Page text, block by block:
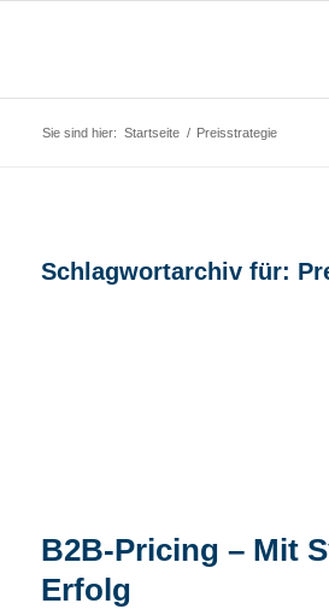
Sie sind hier: Startseite / Preisstrategie
Schlagwortarchiv für:
B2B-Pricing – Mit
Erfolg